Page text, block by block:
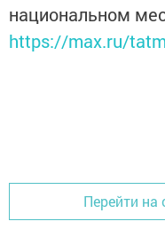
национальном
https://max.ru/
Перейти на